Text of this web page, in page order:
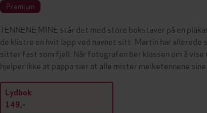
Premium
TENNENE MINE står det med store bokstaver på en
de klistre en hvit lapp ved navnet sitt. Martin har allerede
sitter fast som fjell. Når fotografen ber klassen om å vise
hjelper ikke at pappa sier at alle mister melketennene
Lydbok
149,-